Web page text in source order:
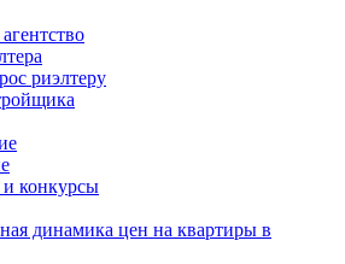
риэлтеру
конкурсы
динамика цен на квартиры в